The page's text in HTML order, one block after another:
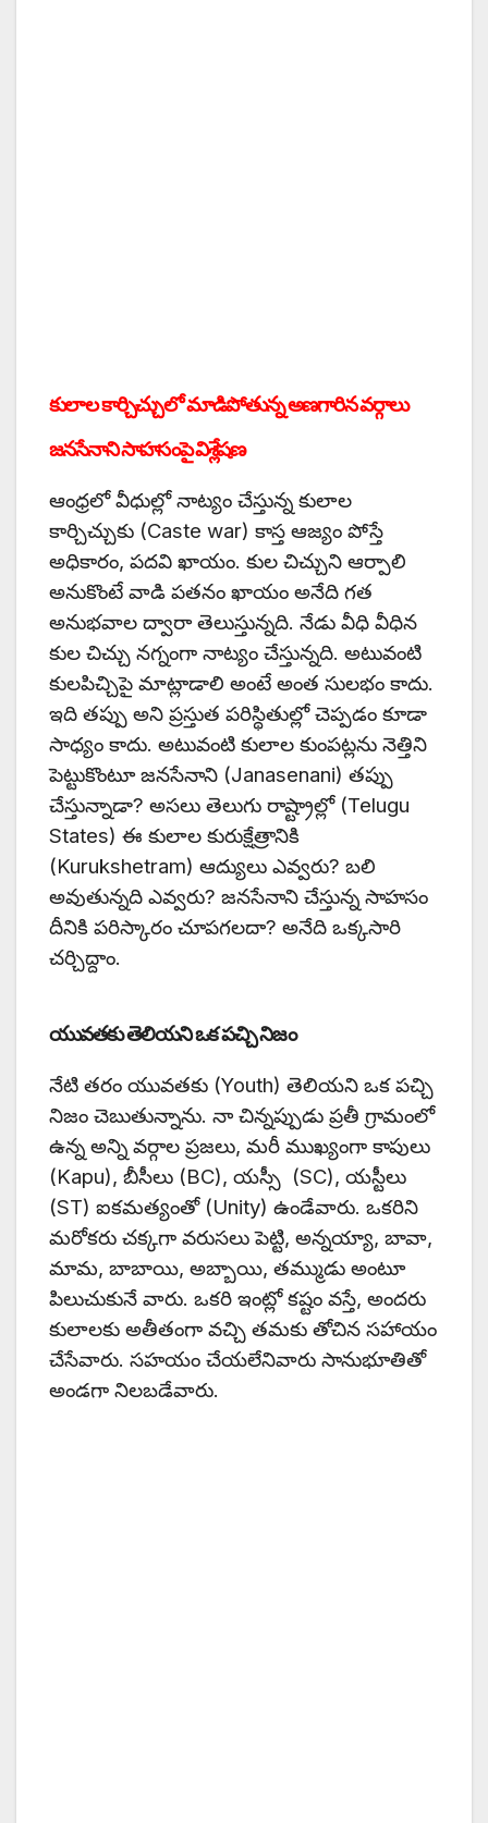
కులాల కార్చిచ్చులో మాడిపోతున్న అణగారిన వర్గాలు
జనసేనాని సాహసంపై విశ్లేషణ
ఆంధ్రలో వీధుల్లో నాట్యం చేస్తున్న కులాల
కార్చిచ్చుకు (Caste war) కాస్త ఆజ్యం పోస్తే
అధికారం, పదవి ఖాయం. కుల చిచ్చుని ఆర్పాలి
అనుకొంటే వాడి పతనం ఖాయం అనేది గత
అనుభవాల ద్వారా తెలుస్తున్నది. నేడు వీధి వీధిన
కుల చిచ్చు నగ్నంగా నాట్యం చేస్తున్నది. అటువంటి
కులపిచ్చిపై మాట్లాడాలి అంటే అంత సులభం కాదు.
ఇది తప్పు అని ప్రస్తుత పరిస్థితుల్లో చెప్పడం కూడా
సాధ్యం కాదు. అటువంటి కులాల కుంపట్లను నెత్తిని
పెట్టుకొంటూ జనసేనాని (Janasenani) తప్పు
చేస్తున్నాడా? అసలు తెలుగు రాష్ట్రాల్లో (Telugu
States) ఈ కులాల కురుక్షేత్రానికి
(Kurukshetram) ఆద్యులు ఎవ్వరు? బలి
అవుతున్నది ఎవ్వరు? జనసేనాని చేస్తున్న సాహసం
దీనికి పరిస్కారం చూపగలదా? అనేది ఒక్కసారి
చర్చిద్దాం.
యువతకు తెలియని ఒక పచ్చి నిజం
నేటి తరం యువతకు (Youth) తెలియని ఒక పచ్చి
నిజం చెబుతున్నాను. నా చిన్నప్పుడు ప్రతీ గ్రామంలో
ఉన్న అన్ని వర్గాల ప్రజలు, మరీ ముఖ్యంగా కాపులు
(Kapu), బీసీలు (BC), యస్సీ (SC), యస్టీలు
(ST) ఐకమత్యంతో (Unity) ఉండేవారు. ఒకరిని
మరోకరు చక్కగా వరుసలు పెట్టి, అన్నయ్యా, బావా,
మామ, బాబాయి, అబ్బాయి, తమ్ముడు అంటూ
పిలుచుకునే వారు. ఒకరి ఇంట్లో కష్టం వస్తే, అందరు
కులాలకు అతీతంగా వచ్చి తమకు తోచిన సహాయం
చేసేవారు. సహయం చేయలేనివారు సానుభూతితో
అండగా నిలబడేవారు.